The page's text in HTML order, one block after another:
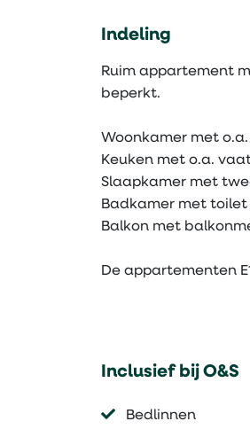
Indeling
Ruim appartement
beperkt.
Woonkamer met
Keuken met o.a.
Slaapkamer met
Badkamer met
Balkon met
De appartementen
Inclusief bij O&S
Bedlinnen